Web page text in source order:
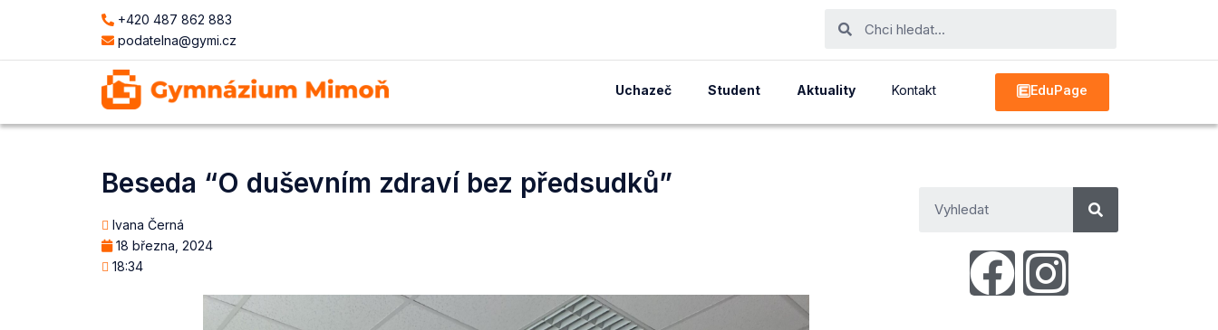
+420 487 862 883
podatelna@gymi.cz
Uchazeč Student Aktuality Kontakt EduPage
Beseda “O duševním zdraví bez předsudků”
Ivana Černá
18 března, 2024
18:34